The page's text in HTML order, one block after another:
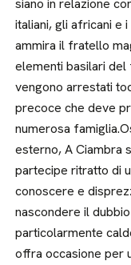
siano in relazione
italiani, gli africani e
ammira il fratello
elementi basilari del
vengono arrestati
precoce che deve
numerosa
esterno, A Ciambra
partecipe ritratto di
conoscere e
nascondere il
particolarmente
offra occasione per